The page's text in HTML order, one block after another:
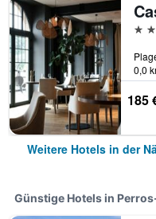
4
0,0
185
Weitere Hotels in der
Günstige Hotels in